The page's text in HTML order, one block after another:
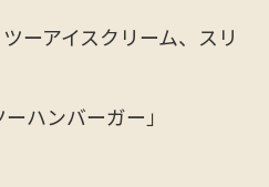
ーアイスクリーム、スリ
ハンバーガー」